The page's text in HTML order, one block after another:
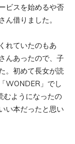
ビスを始めるや否
借りました。
れていたのもあ
んあったので、子
。初めて長女が読
WONDER」でし
むようになったの
い本だったと思い